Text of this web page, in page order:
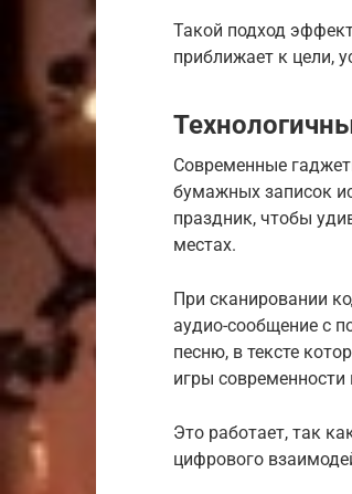
Такой подход
приближает к цели,
Современные
бумажных записок
праздник, чтобы
местах.
При сканировании
аудио-сообщение с
песню, в тексте
игры
Это работает, так
цифрового